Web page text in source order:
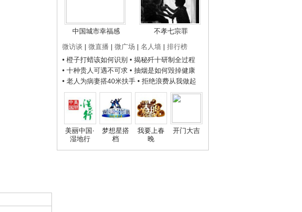
中国城市幸福感
不孝七宗罪
微访谈 | 微直播 | 微广场 | 名人墙 | 排行榜
• 橙子打蜡该如何识别 • 揭秘歼十研制全过程
• 十种贵人可遇不可求 • 抽烟是如何毁掉健康
• 老人为病妻搭40米扶手 • 拒绝浪费从我做起
美丽中国·
湿地行
梦想星搭
档
我要上春
晚
开门大吉